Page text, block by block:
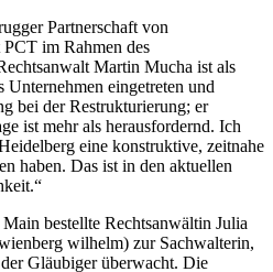
Partnerschaft von
im Rahmen des
Martin Mucha ist als
eingetreten und
bei der Restrukturierung; er
ist mehr als herausfordernd. Ich
eine konstruktive, zeitnahe
haben. Das ist in den aktuellen
bestellte Rechtsanwältin Julia
wilhelm) zur Sachwalterin,
Gläubiger überwacht. Die